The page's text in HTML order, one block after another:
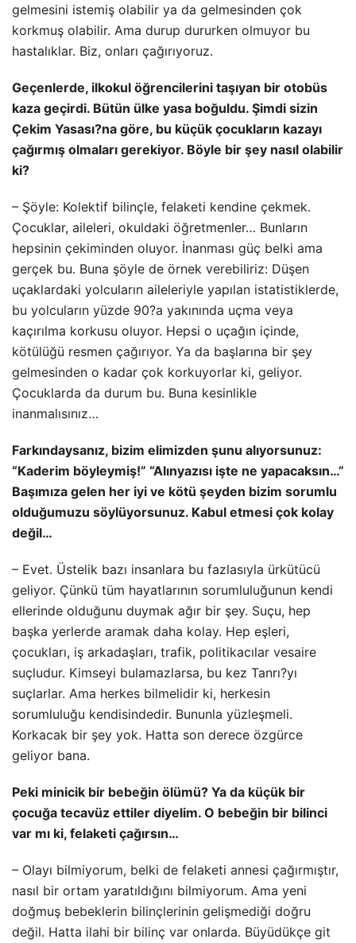
gelmesini istemiş olabilir ya da gelmesinden çok
korkmuş olabilir. Ama durup dururken olmuyor bu
hastalıklar. Biz, onları çağırıyoruz.
Geçenlerde, ilkokul öğrencilerini taşıyan bir otobüs
kaza geçirdi. Bütün ülke yasa boğuldu. Şimdi sizin
Çekim Yasası?na göre, bu küçük çocukların kazayı
çağırmış olmaları gerekiyor. Böyle bir şey nasıl olabilir
ki?
– Şöyle: Kolektif bilinçle, felaketi kendine çekmek.
Çocuklar, aileleri, okuldaki öğretmenler… Bunların
hepsinin çekiminden oluyor. İnanması güç belki ama
gerçek bu. Buna şöyle de örnek verebiliriz: Düşen
uçaklardaki yolcuların aileleriyle yapılan istatistiklerde,
bu yolcuların yüzde 90?a yakınında uçma veya
kaçırılma korkusu oluyor. Hepsi o uçağın içinde,
kötülüğü resmen çağırıyor. Ya da başlarına bir şey
gelmesinden o kadar çok korkuyorlar ki, geliyor.
Çocuklarda da durum bu. Buna kesinlikle
inanmalısınız…
Farkındaysanız, bizim elimizden şunu alıyorsunuz:
“Kaderim böyleymiş!” “Alınyazısı işte ne yapacaksın…”
Başımıza gelen her iyi ve kötü şeyden bizim sorumlu
olduğumuzu söylüyorsunuz. Kabul etmesi çok kolay
değil…
– Evet. Üstelik bazı insanlara bu fazlasıyla ürkütücü
geliyor. Çünkü tüm hayatlarının sorumluluğunun kendi
ellerinde olduğunu duymak ağır bir şey. Suçu, hep
başka yerlerde aramak daha kolay. Hep eşleri,
çocukları, iş arkadaşları, trafik, politikacılar vesaire
suçludur. Kimseyi bulamazlarsa, bu kez Tanrı?yı
suçlarlar. Ama herkes bilmelidir ki, herkesin
sorumluluğu kendisindedir. Bununla yüzleşmeli.
Korkacak bir şey yok. Hatta son derece özgürce
geliyor bana.
Peki minicik bir bebeğin ölümü? Ya da küçük bir
çocuğa tecavüz ettiler diyelim. O bebeğin bir bilinci
var mı ki, felaketi çağırsın…
– Olayı bilmiyorum, belki de felaketi annesi çağırmıştır,
nasıl bir ortam yaratıldığını bilmiyorum. Ama yeni
doğmuş bebeklerin bilinçlerinin gelişmediği doğru
değil. Hatta ilahi bir bilinç var onlarda. Büyüdükçe git